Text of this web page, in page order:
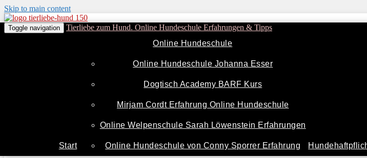
Skip to main content
Toggle navigation Tierliebe zum Hund. Online Hundeschule Erfahrungen & Tipps
Start
Online Hundeschule
Online Hundeschule Johanna Esser
Dogtisch Academy BARF Kurs
Mirjam Cordt Erfahrung Online Hundeschule
Online Welpenschule Sarah Löwenstein Erfahrungen
Online Hundeschule von Conny Sporrer Erfahrung